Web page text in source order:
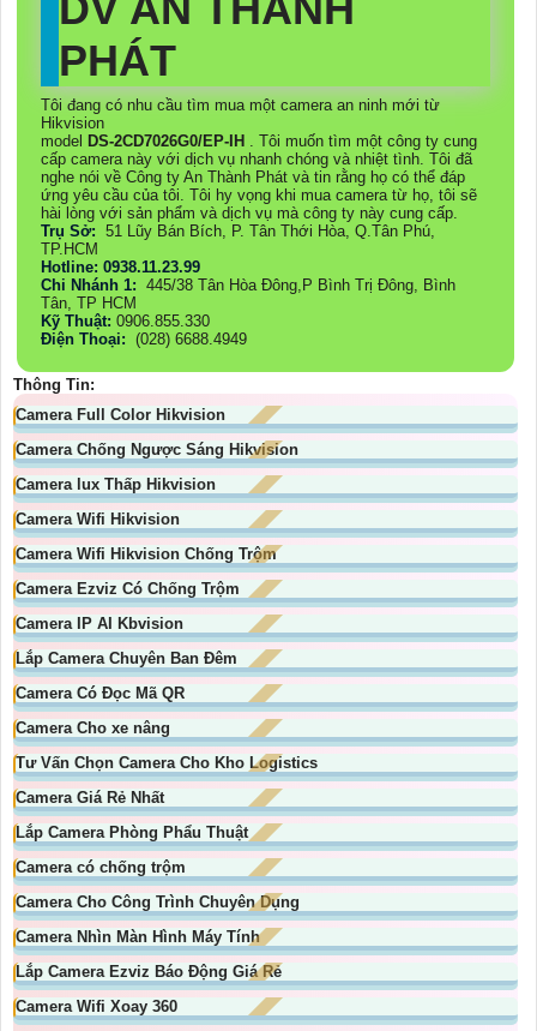
PHÁT
Tôi đang có nhu cầu tìm mua một camera an ninh mới từ
Hikvision
model DS-2CD7026G0/EP-IH . Tôi muốn tìm một công ty cung
cấp camera này với dịch vụ nhanh chóng và nhiệt tình. Tôi đã
nghe nói về Công ty An Thành Phát và tin rằng họ có thể đáp
ứng yêu cầu của tôi. Tôi hy vọng khi mua camera từ họ, tôi sẽ
hài lòng với sản phẩm và dịch vụ mà công ty này cung cấp.
Trụ Sở: 51 Lũy Bán Bích, P. Tân Thới Hòa, Q.Tân Phú,
TP.HCM
Hotline: 0938.11.23.99
Chi Nhánh 1: 445/38 Tân Hòa Đông,P Bình Trị Đông, Bình
Tân, TP HCM
Kỹ Thuật: 0906.855.330
Điện Thoại: (028) 6688.4949
Thông Tin:
Camera Full Color Hikvision
Camera Chống Ngược Sáng Hikvision
Camera lux Thấp Hikvision
Camera Wifi Hikvision
Camera Wifi Hikvision Chống Trộm
Camera Ezviz Có Chống Trộm
Camera IP AI Kbvision
Lắp Camera Chuyên Ban Đêm
Camera Có Đọc Mã QR
Camera Cho xe nâng
Tư Vấn Chọn Camera Cho Kho Logistics
Camera Giá Rẻ Nhất
Lắp Camera Phòng Phẩu Thuật
Camera có chống trộm
Camera Cho Công Trình Chuyên Dụng
Camera Nhìn Màn Hình Máy Tính
Lắp Camera Ezviz Báo Động Giá Rẻ
Camera Wifi Xoay 360